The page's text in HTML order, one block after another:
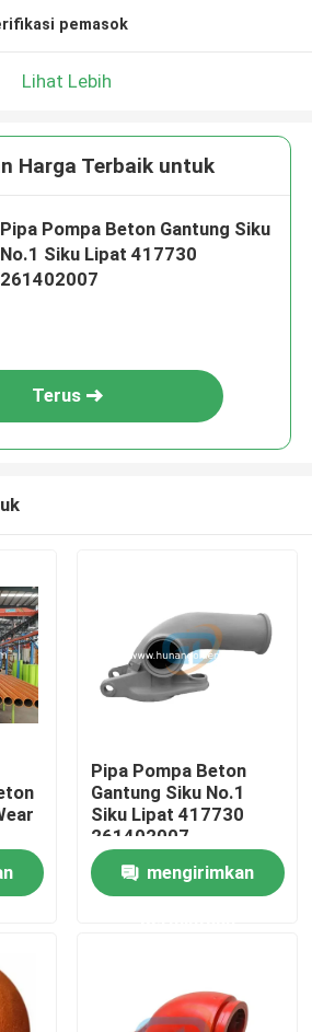
pemasok
Lihat Lebih
Harga Terbaik untuk
Pipa Pompa Beton Gantung Siku
No.1 Siku Lipat 417730
261402007
Terus
Pipa Pompa Beton
Gantung Siku No.1
Siku Lipat 417730
261402007
mengirimkan